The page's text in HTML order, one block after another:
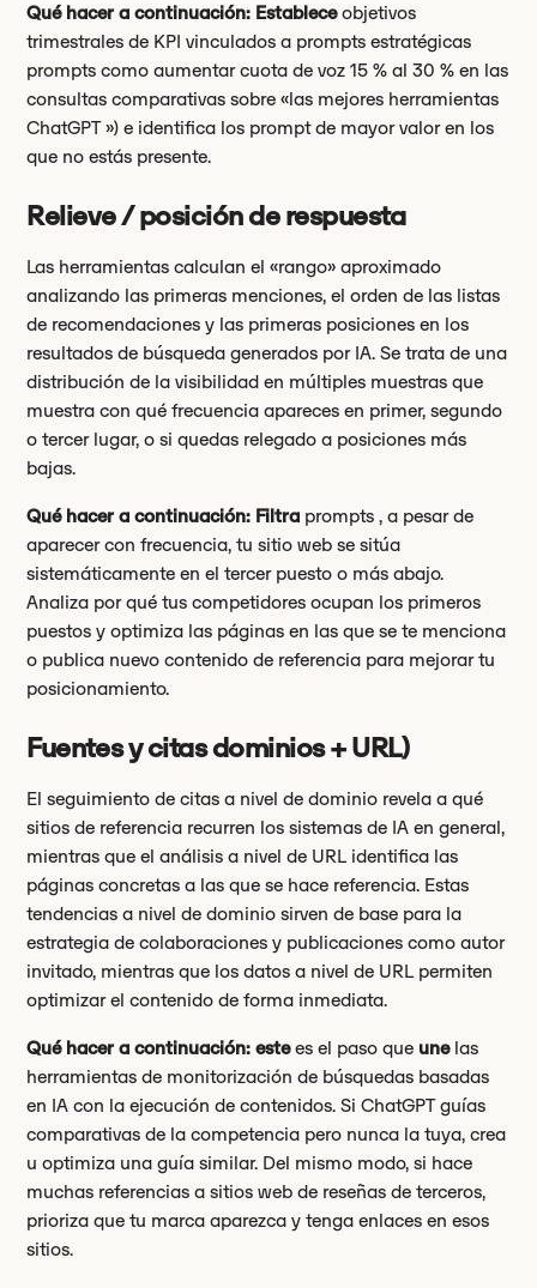
Qué hacer a continuación: Estableceobjetivos
trimestrales de KPI vinculados a prompts estratégicas
prompts como aumentar cuota de voz 15 % al 30 % en las
consultas comparativas sobre «las mejores herramientas
ChatGPT ») e identifica los prompt de mayor valor en los
que no estás presente.
Relieve / posición de respuesta
Las herramientas calculan el «rango» aproximado
analizando las primeras menciones, el orden de las listas
de recomendaciones y las primeras posiciones en los
resultados de búsqueda generados por IA. Se trata de una
distribución de la visibilidad en múltiples muestras que
muestra con qué frecuencia apareces en primer, segundo
o tercer lugar, o si quedas relegado a posiciones más
bajas.
Qué hacer a continuación: Filtra prompts , a pesar de
aparecer con frecuencia, tu sitio web se sitúa
sistemáticamente en el tercer puesto o más abajo.
Analiza por qué tus competidores ocupan los primeros
puestos y optimiza las páginas en las que se te menciona
o publica nuevo contenido de referencia para mejorar tu
posicionamiento.
Fuentes y citas dominios + URL)
El seguimiento de citas a nivel de dominio revela a qué
sitios de referencia recurren los sistemas de IA en general,
mientras que el análisis a nivel de URL identifica las
páginas concretas a las que se hace referencia. Estas
tendencias a nivel de dominio sirven de base para la
estrategia de colaboraciones y publicaciones como autor
invitado, mientras que los datos a nivel de URL permiten
optimizar el contenido de forma inmediata.
Qué hacer a continuación: estees el paso que une las
herramientas de monitorización de búsquedas basadas
en IA con la ejecución de contenidos. Si ChatGPT guías
comparativas de la competencia pero nunca la tuya, crea
u optimiza una guía similar. Del mismo modo, si hace
muchas referencias a sitios web de reseñas de terceros,
prioriza que tu marca aparezca y tenga enlaces en esos
sitios.